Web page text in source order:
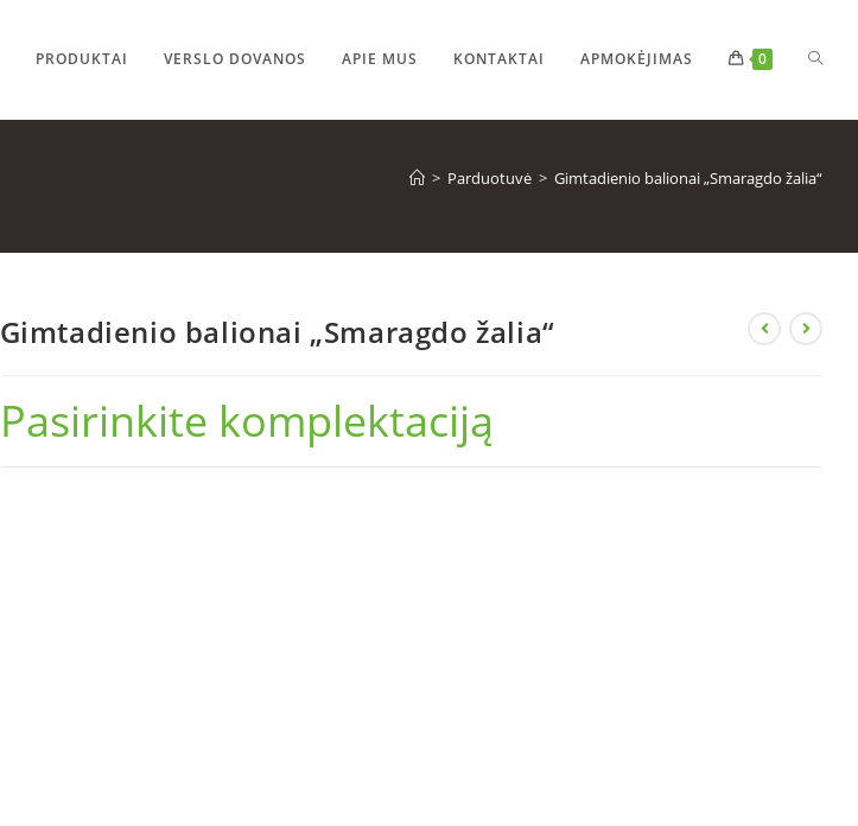
PRODUKTAI VERSLO DOVANOS APIE MUS KONTAKTAI APMOKĖJIMAS 0
> Parduotuvė > Gimtadienio balionai „Smaragdo žalia“
Gimtadienio balionai „Smaragdo žalia“
Pasirinkite komplektaciją